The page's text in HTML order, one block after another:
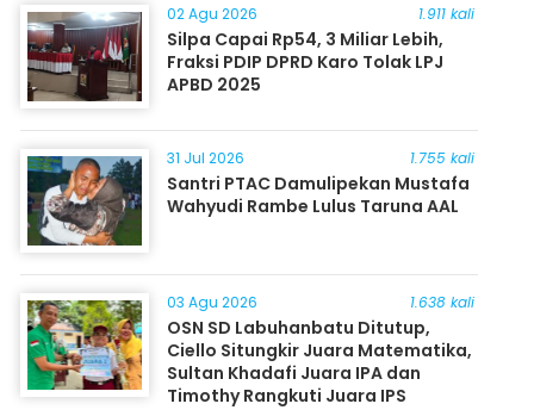
02 Agu 2026 1.911 kali
Silpa Capai Rp54, 3 Miliar Lebih,
Fraksi PDIP DPRD Karo Tolak LPJ
APBD 2025
31 Jul 2026 1.755 kali
Santri PTAC Damulipekan Mustafa
Wahyudi Rambe Lulus Taruna AAL
03 Agu 2026 1.638 kali
OSN SD Labuhanbatu Ditutup,
Ciello Situngkir Juara Matematika,
Sultan Khadafi Juara IPA dan
Timothy Rangkuti Juara IPS